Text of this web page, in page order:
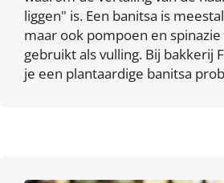
liggen" is. Een banitsa is
maar ook pompoen en
gebruikt als vulling. Bij bakkerij
je een plantaardige banitsa